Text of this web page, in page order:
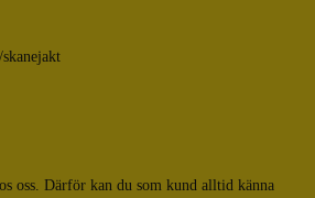
oss. Därför kan du som kund alltid känna